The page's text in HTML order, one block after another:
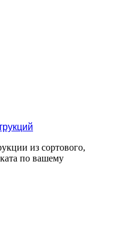
из сортового,
по вашему